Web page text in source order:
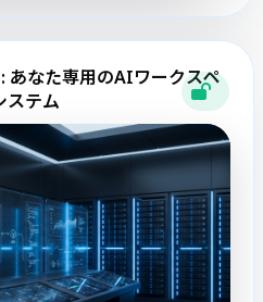
なた専用のAIワークスペ
ステム